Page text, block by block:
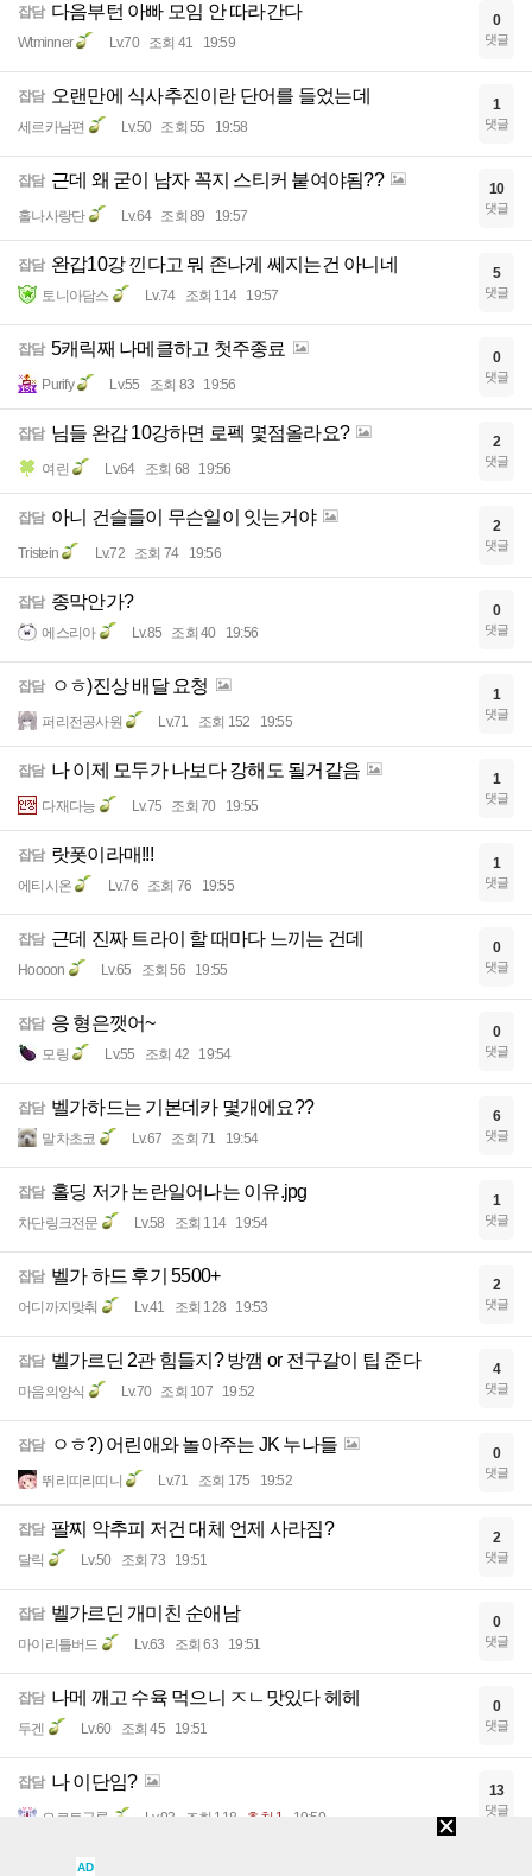
잡담 다음부턴 아빠 모임 안 따라간다
Wtminner Lv.70 조회 41 19:59
0
댓글
잡담 오랜만에 식사추진이란 단어를 들었는데
세르카남편 Lv.50 조회 55 19:58
1
댓글
잡담 근데 왜 굳이 남자 꼭지 스티커 붙여야됨??
홀나사랑단 Lv.64 조회 89 19:57
10
댓글
잡담 완갑10강 낀다고 뭐 존나게 쎄지는건 아니네
토니아담스 Lv.74 조회 114 19:57
5
댓글
잡담 5캐릭째 나메클하고 첫주종료
Purify Lv.55 조회 83 19:56
0
댓글
잡담 님들 완갑 10강하면 로펙 몇점올라요?
여린 Lv.64 조회 68 19:56
2
댓글
잡담 아니 건슬들이 무슨일이 잇는거야
Tristein Lv.72 조회 74 19:56
2
댓글
잡담 종막안가?
에스리아 Lv.85 조회 40 19:56
0
댓글
잡담 ㅇㅎ)진상 배달 요청
퍼리전공사원 Lv.71 조회 152 19:55
1
댓글
잡담 나 이제 모두가 나보다 강해도 될거같음
다재다능 Lv.75 조회 70 19:55
1
댓글
잡담 랏폿이라매!!!
에티시온 Lv.76 조회 76 19:55
1
댓글
잡담 근데 진짜 트라이 할 때마다 느끼는 건데
Hoooon Lv.65 조회 56 19:55
0
댓글
잡담 응 형은깻어~
모링 Lv.55 조회 42 19:54
0
댓글
잡담 벨가하드는 기본데카 몇개에요??
말차초코 Lv.67 조회 71 19:54
6
댓글
잡담 홀딩 저가 논란일어나는 이유.jpg
차단링크전문 Lv.58 조회 114 19:54
1
댓글
잡담 벨가 하드 후기 5500+
어디까지맞춰 Lv.41 조회 128 19:53
2
댓글
잡담 벨가르딘 2관 힘들지? 방깸 or 전구갈이 팁 준다
마음의양식 Lv.70 조회 107 19:52
4
댓글
잡담 ㅇㅎ?) 어린애와 놀아주는 JK 누나들
뛰리띠리띠니 Lv.71 조회 175 19:52
0
댓글
잡담 팔찌 악추피 저건 대체 언제 사라짐?
달릭 Lv.50 조회 73 19:51
2
댓글
잡담 벨가르딘 개미친 순애남
마이리틀버드 Lv.63 조회 63 19:51
0
댓글
잡담 나메 깨고 수육 먹으니 ㅈㄴ맛있다 헤헤
두겐 Lv.60 조회 45 19:51
0
댓글
잡담 나 이단임?
오르트구름 Lv.93 조회 118 추천 1 19:50
13
댓글
1~3분 짜리 전투시스템 일일 가토 숙제에서 하늘무적
AD